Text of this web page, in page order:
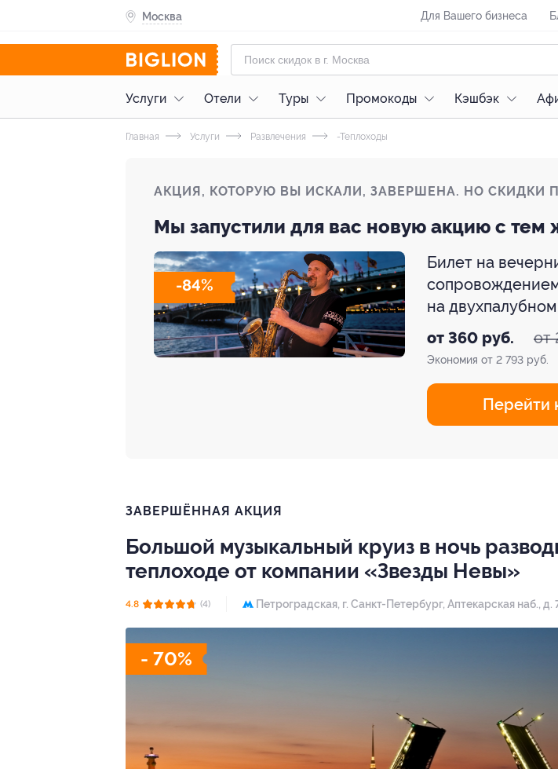
Москва Для Вашего бизнеса
Услуги Отели Туры Промокоды Кэшбэк
Главная Услуги Развлечения -Теплоходы
АКЦИЯ, КОТОРУЮ ВЫ ИСКАЛИ, ЗАВЕРШЕНА. НО СКИДКИ
Мы запустили для вас новую акцию с тем
-84%
Билет на
на
от 360 руб. от
Экономия от 2 793 руб.
Перейти
ЗАВЕРШЁННАЯ АКЦИЯ
Большой музыкальный круиз в ночь
теплоходе от компании «Звезды Невы»
4.8 (4) Петроградская, г. Санкт-Петербург, Аптекарская наб., д.
- 70%